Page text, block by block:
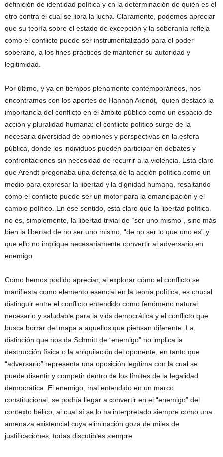
definición de identidad política y en la determinación de quién es el
otro contra el cual se libra la lucha. Claramente, podemos apreciar
que su teoría sobre el estado de excepción y la soberanía refleja
cómo el conflicto puede ser instrumentalizado para el poder
soberano, a los fines prácticos de mantener su autoridad y
legitimidad.
Por último, y ya en tiempos plenamente contemporáneos, nos
encontramos con los aportes de Hannah Arendt, quien destacó la
importancia del conflicto en el ámbito público como un espacio de
acción y pluralidad humana: el conflicto político surge de la
necesaria diversidad de opiniones y perspectivas en la esfera
pública, donde los individuos pueden participar en debates y
confrontaciones sin necesidad de recurrir a la violencia. Está claro
que Arendt pregonaba una defensa de la acción política como un
medio para expresar la libertad y la dignidad humana, resaltando
cómo el conflicto puede ser un motor para la emancipación y el
cambio político. En ese sentido, está claro que la libertad política
no es, simplemente, la libertad trivial de “ser uno mismo”, sino más
bien la libertad de no ser uno mismo, “de no ser lo que uno es” y
que ello no implique necesariamente convertir al adversario en
enemigo.
Como hemos podido apreciar, al explorar cómo el conflicto se
manifiesta como elemento esencial en la teoría política, es crucial
distinguir entre el conflicto entendido como fenómeno natural
necesario y saludable para la vida democrática y el conflicto que
busca borrar del mapa a aquellos que piensan diferente. La
distinción que nos da Schmitt de “enemigo” no implica la
destrucción física o la aniquilación del oponente, en tanto que
“adversario” representa una oposición legítima con la cual se
puede disentir y competir dentro de los límites de la legalidad
democrática. El enemigo, mal entendido en un marco
constitucional, se podría llegar a convertir en el “enemigo” del
contexto bélico, al cual sí se lo ha interpretado siempre como una
amenaza existencial cuya eliminación goza de miles de
justificaciones, todas discutibles siempre.